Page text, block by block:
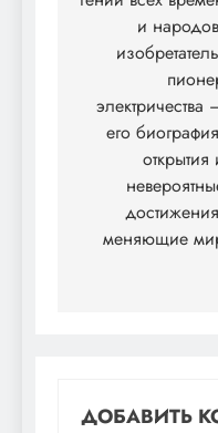
записям
и
электричества
его
открытия
меняющие
ДОБАВИТЬ